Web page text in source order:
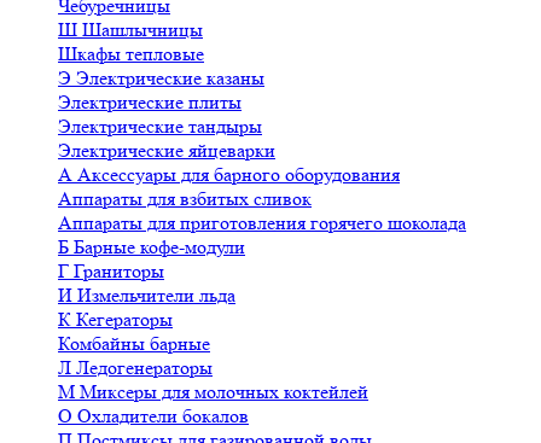
Чебуречницы
Ш Шашлычницы
Шкафы тепловые
Э Электрические казаны
Электрические плиты
Электрические тандыры
Электрические яйцеварки
А Аксессуары для барного оборудования
Аппараты для взбитых сливок
Аппараты для приготовления горячего шоколада
Б Барные кофе-модули
Г Граниторы
И Измельчители льда
К Кегераторы
Комбайны барные
Л Ледогенераторы
М Миксеры для молочных коктейлей
О Охладители бокалов